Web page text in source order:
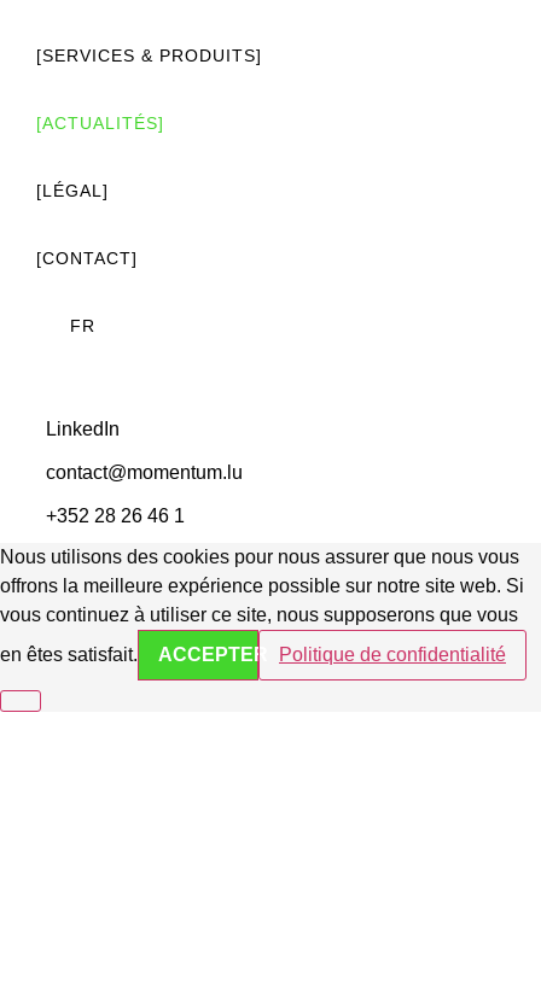
[SERVICES & PRODUITS]
[ACTUALITÉS]
[LÉGAL]
[CONTACT]
FR
LinkedIn
contact@momentum.lu
+352 28 26 46 1
Nous utilisons des cookies pour nous assurer que nous vous
offrons la meilleure expérience possible sur notre site web. Si
vous continuez à utiliser ce site, nous supposerons que vous
en êtes satisfait.
ACCEPTER Politique de confidentialité